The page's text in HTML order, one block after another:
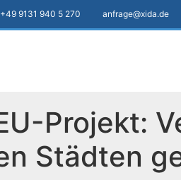
+49 9131 940 5 270 anfrage@xida.de
Projekt:
Städten